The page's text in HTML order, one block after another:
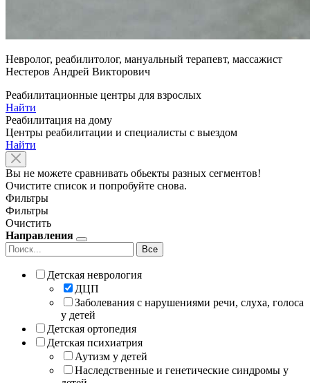
Невролог, реабилитолог, мануальный терапевт, массажист
Нестеров Андрей Викторович
Реабилитационные центры для взрослых
Найти
Реабилитация на дому
Центры реабилитации и специалисты с выездом
Найти
Вы не можете сравнивать обьекты разных сегментов!
Очистите список и попробуйте снова.
Фильтры
Фильтры
Очистить
Направления
Все
Детская неврология
ДЦП
Заболевания с нарушениями речи, слуха, голоса
у детей
Детская ортопедия
Детская психиатрия
Аутизм у детей
Наследственные и генетические синдромы у